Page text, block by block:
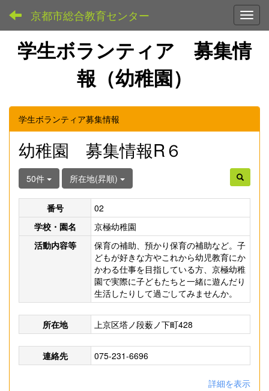
京都市総合教育センター
学生ボランティア 募集情
報（幼稚園）
学生ボランティア募集情報
幼稚園 募集情報R６
50件 所在地(昇順)
番号
02
学校・園名
京極幼稚園
活動内容等
保育の補助、預かり保育の補助など。子
どもが好きな方やこれから幼児教育にか
かわる仕事を目指している方、京極幼稚
園で実際に子どもたちと一緒に遊んだり
生活したりして過ごしてみませんか。
所在地 上京区塔ノ段薮ノ下町428
連絡先 075-231-6696
詳細を表示